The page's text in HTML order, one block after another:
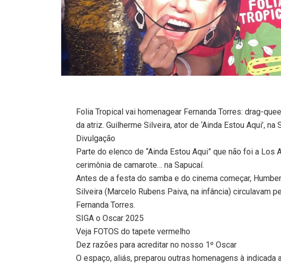
Folia Tropical vai homenagear Fernanda Torres: drag-
da atriz. Guilherme Silveira, ator de ‘Ainda Estou Aqui’, na
Divulgação
Parte do elenco de “Ainda Estou Aqui” que não foi a
cerimônia de camarote… na Sapucaí.
Antes de a festa do samba e do cinema começar,
Silveira (Marcelo Rubens Paiva, na infância) circulavam
Fernanda Torres.
SIGA o Oscar 2025
Veja FOTOS do tapete vermelho
Dez razões para acreditar no nosso 1º Oscar
O espaço, aliás, preparou outras homenagens à indicada